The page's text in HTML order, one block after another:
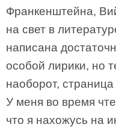
Франкенштейна,
на свет в
написана
особой лирики, но
наоборот,
У меня во время
что я нахожусь на